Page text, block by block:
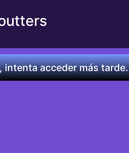
acceder más tarde.